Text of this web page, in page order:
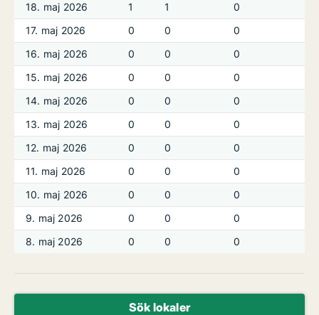
18. maj 2026
1 1
0
17. maj 2026
0 0
0
16. maj 2026
0 0
0
15. maj 2026
0 0
0
14. maj 2026
0 0
0
13. maj 2026
0 0
0
12. maj 2026
0 0
0
11. maj 2026
0 0
0
10. maj 2026
0 0
0
9. maj 2026
0 0
0
8. maj 2026
0 0 0
Sök lokaler